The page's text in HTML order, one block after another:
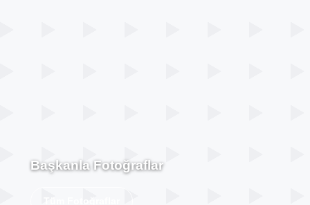
Başkanla Fotoğraflar